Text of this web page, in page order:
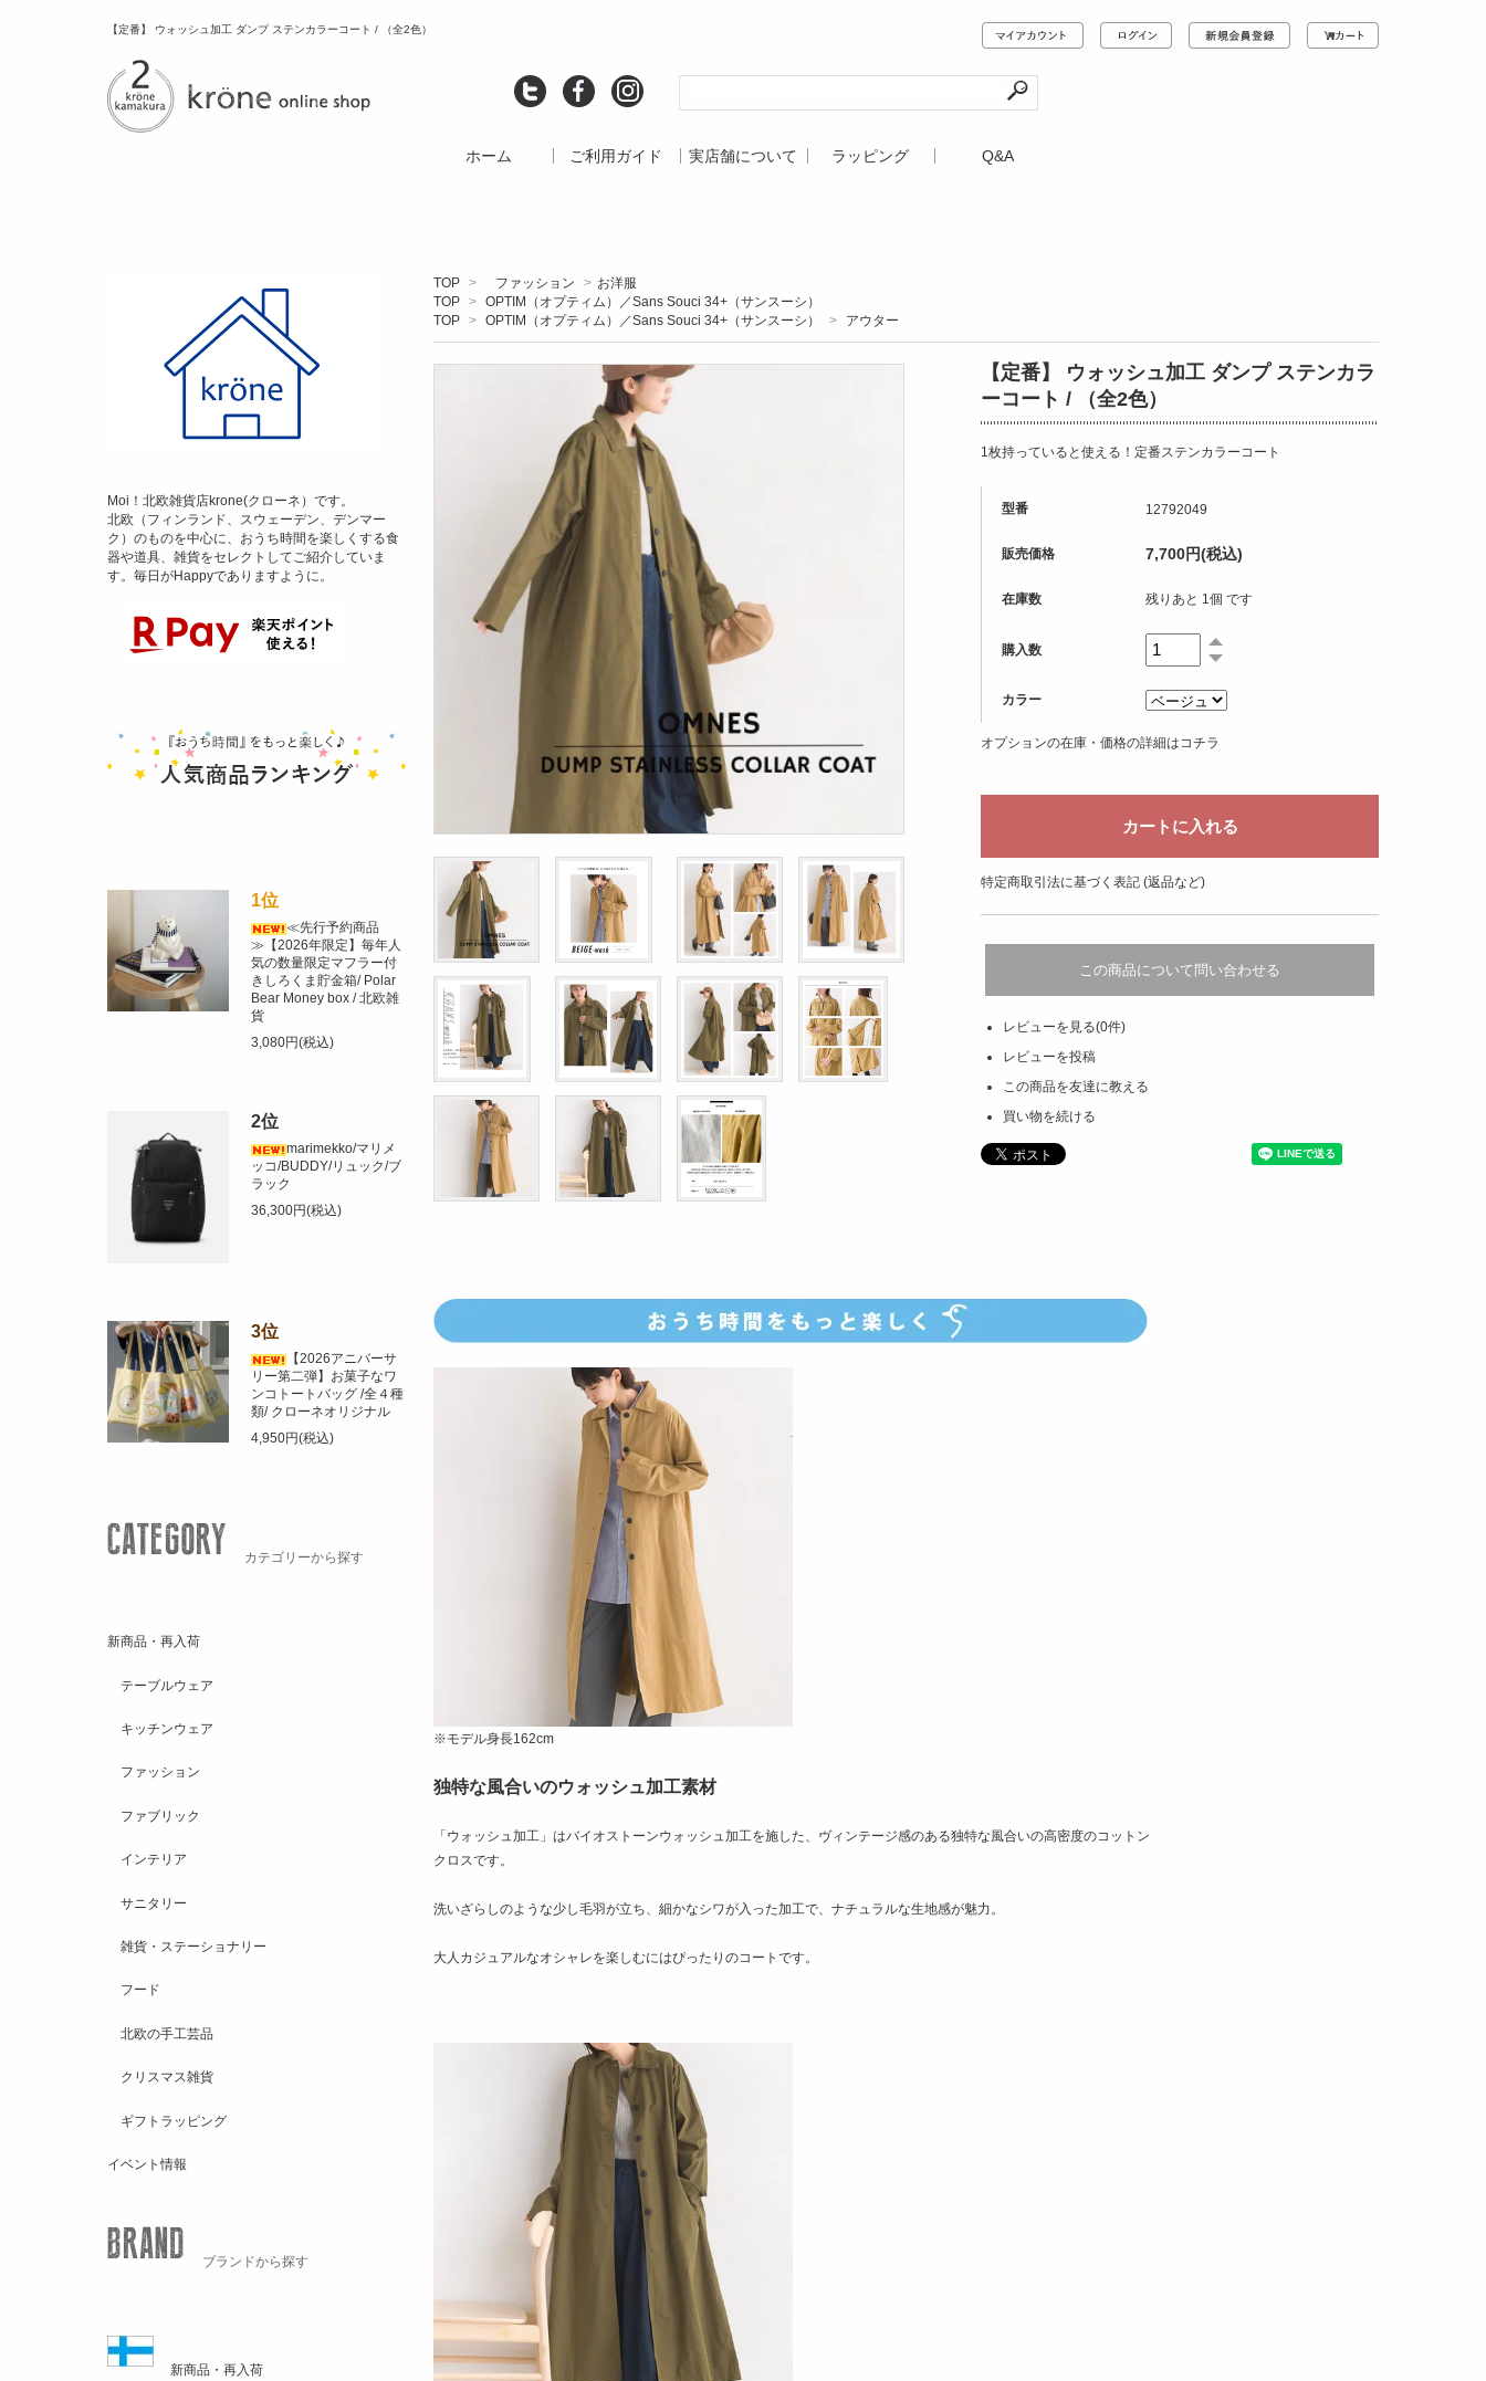
【定番】 ウォッシュ加工 ダンプ ステンカラーコート / （全2色）
ホーム ご利用ガイド 実店舗について ラッピング Q&A
TOP > ファッション > お洋服
TOP > OPTIM（オプティム）／Sans Souci 34+（サンスーシ）
TOP > OPTIM（オプティム）／Sans Souci 34+（サンスーシ） > アウター
【定番】 ウォッシュ加工 ダンプ ステンカラ
ーコート / （全2色）
1枚持っていると使える！定番ステンカラーコート
型番 12792049
販売価格 7,700円(税込)
在庫数 残りあと 1個 です
購入数
カラー
オプションの在庫・価格の詳細はコチラ
特定商取引法に基づく表記 (返品など)
この商品について問い合わせる
レビューを見る(0件)
レビューを投稿
この商品を友達に教える
買い物を続ける
※モデル身長162cm
独特な風合いのウォッシュ加工素材
「ウォッシュ加工」はバイオストーンウォッシュ加工を施した、ヴィンテージ感のある独特な風合いの高密度のコットン
クロスです。
洗いざらしのような少し毛羽が立ち、細かなシワが入った加工で、ナチュラルな生地感が魅力。
大人カジュアルなオシャレを楽しむにはぴったりのコートです。
Moi！北欧雑貨店krone(クローネ）です。
北欧（フィンランド、スウェーデン、デンマー
ク）のものを中心に、おうち時間を楽しくする食
器や道具、雑貨をセレクトしてご紹介していま
す。毎日がHappyでありますように。
1位
≪先行予約商品
≫【2026年限定】毎年人
気の数量限定マフラー付
きしろくま貯金箱/ Polar
Bear Money box / 北欧雑
貨
3,080円(税込)
2位
marimekko/マリメ
ッコ/BUDDY/リュック/ブ
ラック
36,300円(税込)
3位
【2026アニバーサ
リー第二弾】お菓子なワ
ンコトートバッグ /全４種
類/ クローネオリジナル
4,950円(税込)
カテゴリーから探す
新商品・再入荷
テーブルウェア
キッチンウェア
ファッション
ファブリック
インテリア
サニタリー
雑貨・ステーショナリー
フード
北欧の手工芸品
クリスマス雑貨
ギフトラッピング
イベント情報
ブランドから探す
新商品・再入荷